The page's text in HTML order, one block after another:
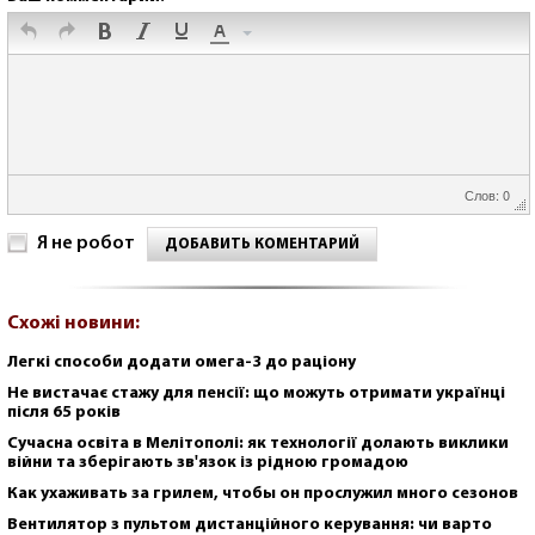
Слов: 0
Я не робот ДОБАВИТЬ КОМЕНТАРИЙ
Схожі новини:
Легкі способи додати омега-3 до раціону
Не вистачає стажу для пенсії: що можуть отримати українці
після 65 років
Сучасна освіта в Мелітополі: як технології долають виклики
війни та зберігають зв'язок із рідною громадою
Как ухаживать за грилем, чтобы он прослужил много сезонов
Вентилятор з пультом дистанційного керування: чи варто